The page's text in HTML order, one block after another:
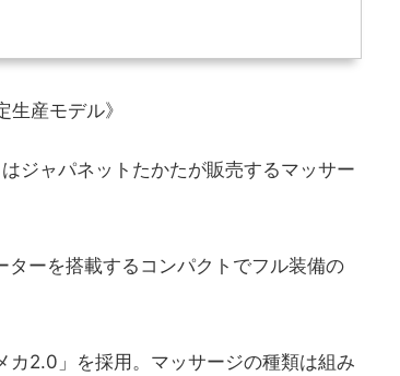
生産モデル》
ジャパネットたかたが販売するマッサー
ターを搭載するコンパクトでフル装備の
カ2.0」を採用。マッサージの種類は組み